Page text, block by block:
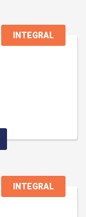
INTEGRAL
INTEGRAL